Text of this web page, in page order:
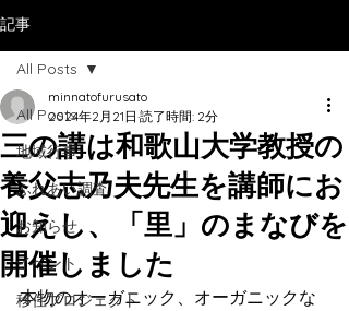
記事
All Posts
地域行事
ふれあい調査
お知らせ
イベント
移住プロジェクト
All Posts
三の講は和歌山大学教授の
養父志乃夫先生を講師にお
迎えし、「里」のまなびを
開催しました
minnatofurusato
2024年2月21日 読了時間: 2分
本物のオーガニック、オーガニックな